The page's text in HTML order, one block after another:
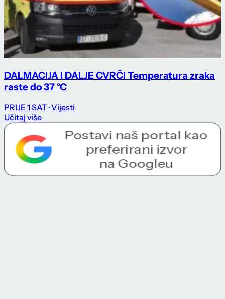
DALMACIJA I DALJE CVRČI Temperatura zraka
raste do 37 °C
PRIJE 1 SAT · Vijesti
Učitaj više